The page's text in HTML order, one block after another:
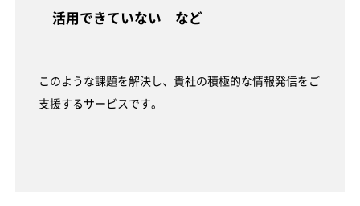
活用できていない など
このような課題を解決し、貴社の積極的な情報発信をご
支援するサービスです。